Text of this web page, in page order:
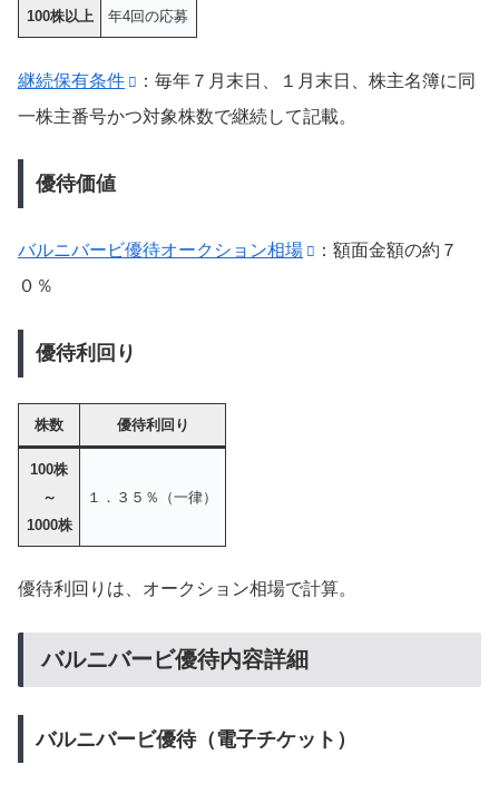
100株以上 年4回の応募
継続保有条件
：毎年７月末日、１月末日、株主名簿に同
一株主番号かつ対象株数で継続して記載。
優待価値
バルニバービ優待オークション相場
：額面金額の約７
０％
優待利回り
株数 優待利回り
100株
～
1000株
１．３５％（一律）
優待利回りは、オークション相場で計算。
バルニバービ優待内容詳細
バルニバービ優待（電子チケット）